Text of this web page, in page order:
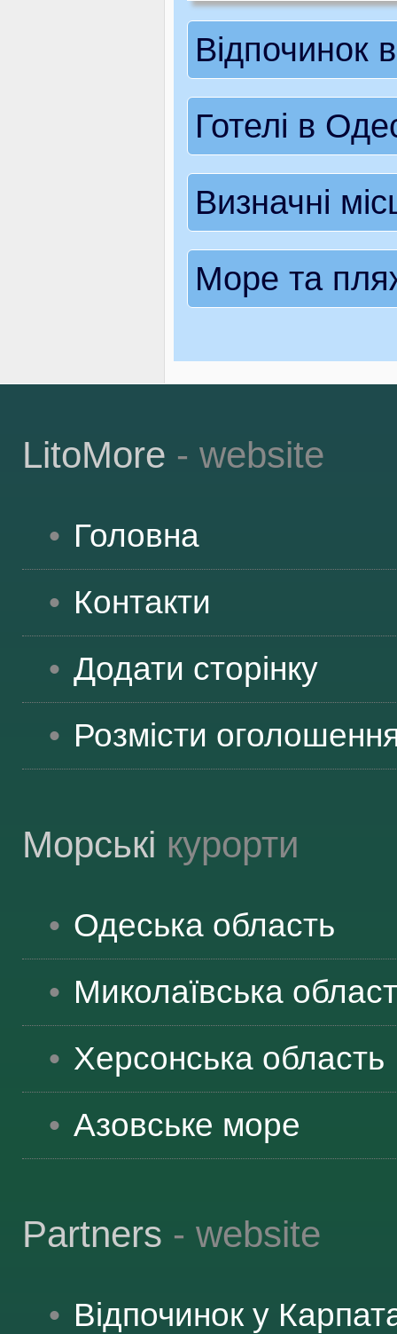
Відпочинок
Готелі в
Визначні
Море та
LitoMore - website
Головна
Контакти
Додати сторінку
Розмісти
Морські курорти
Одеська область
Миколаївська
Херсонська область
Азовське море
Partners - website
Відпочинок у